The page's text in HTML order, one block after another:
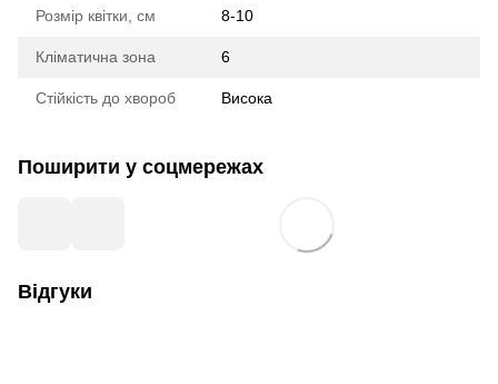
Розмір квітки, см 8-10
Кліматична зона 6
Стійкість до хвороб Висока
Поширити у соцмережах
Відгуки